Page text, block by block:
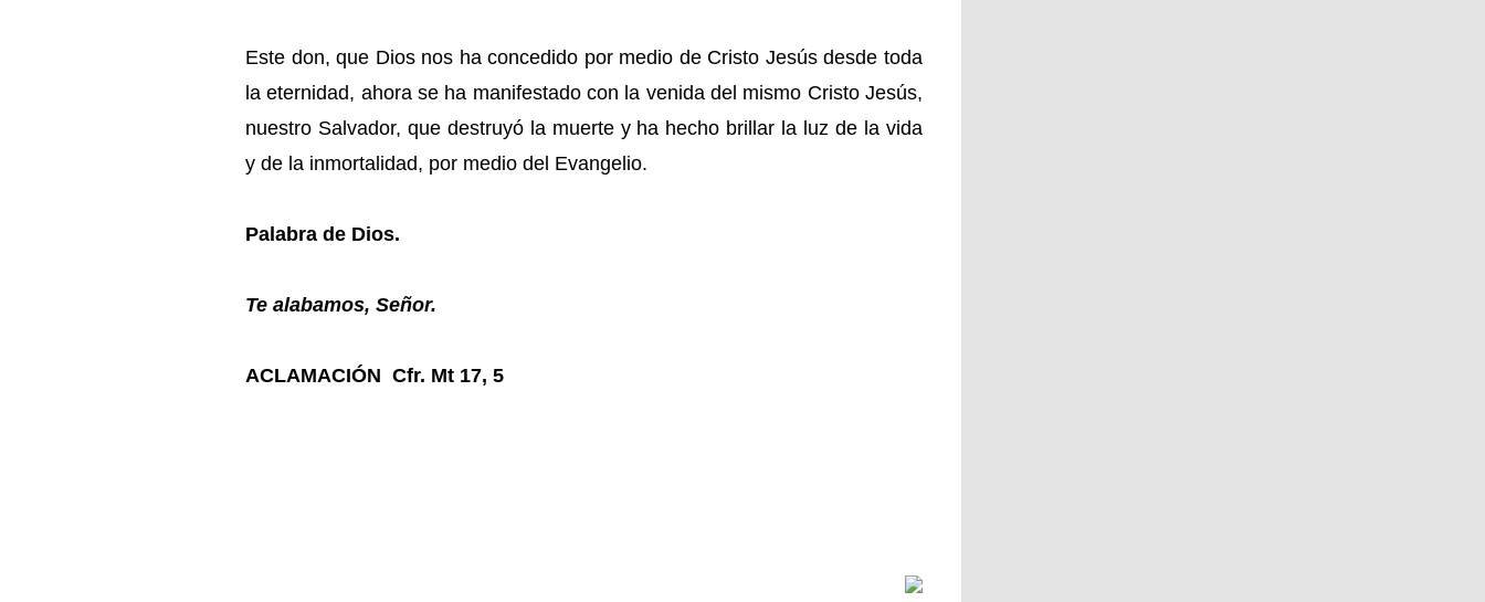
Este don, que Dios nos ha concedido por medio de Cristo Jesús desde toda
la eternidad, ahora se ha manifestado con la venida del mismo Cristo Jesús,
nuestro Salvador, que destruyó la muerte y ha hecho brillar la luz de la vida
y de la inmortalidad, por medio del Evangelio.
Palabra de Dios.
Te alabamos, Señor.
ACLAMACIÓN Cfr. Mt 17, 5